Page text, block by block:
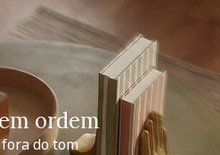
ordem
do tom